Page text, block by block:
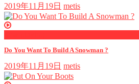
2019年11月19日 metis
Do You Want To Build A Snowman ?
2019年11月19日 metis